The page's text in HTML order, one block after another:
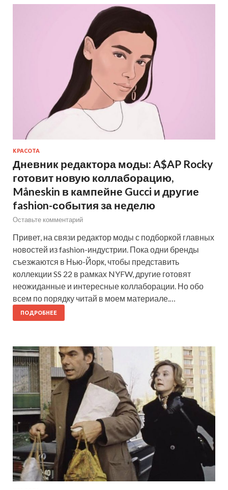
КРАСОТА
Дневник редактора моды: A$AP Rocky
готовит новую коллаборацию,
Måneskin в кампейне Gucci и другие
fashion-события за неделю
Оставьте комментарий
Привет, на связи редактор моды с подборкой главных
новостей из fashion-индустрии. Пока одни бренды
съезжаются в Нью-Йорк, чтобы представить
коллекции SS 22 в рамках NYFW, другие готовят
неожиданные и интересные коллаборации. Но обо
всем по порядку читай в моем материале.…
ПОДРОБНЕЕ